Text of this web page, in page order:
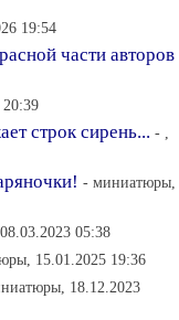
19:54
части авторов
строк сирень... - ,
- миниатюры,
05:38
15.01.2025 19:36
18.12.2023